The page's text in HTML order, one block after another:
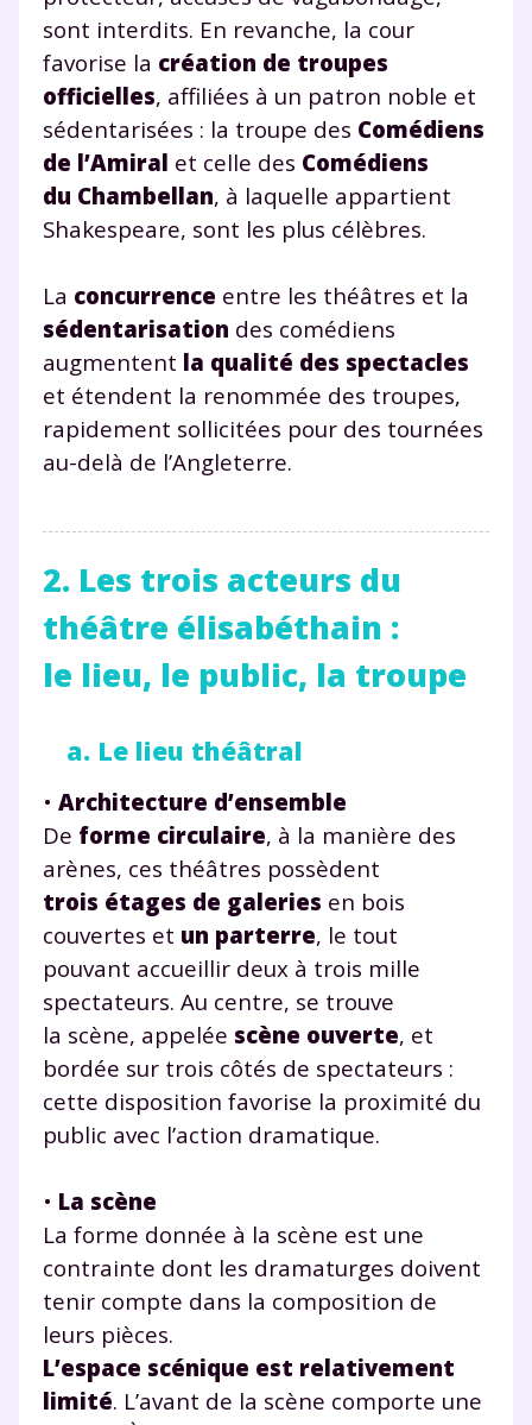
sont interdits. En revanche, la cour
favorise la création de troupes
officielles, affiliées à un patron noble et
sédentarisées : la troupe des Comédiens
de l’Amiral et celle des Comédiens
du Chambellan, à laquelle appartient
Shakespeare, sont les plus célèbres.
La concurrence entre les théâtres et la
sédentarisation des comédiens
augmentent la qualité des spectacles
et étendent la renommée des troupes,
rapidement sollicitées pour des tournées
au-delà de l’Angleterre.
2. Les trois acteurs du
théâtre élisabéthain :
le lieu, le public, la troupe
a. Le lieu théâtral
• Architecture d’ensemble
De forme circulaire, à la manière des
arènes, ces théâtres possèdent
trois étages de galeries en bois
couvertes et un parterre, le tout
pouvant accueillir deux à trois mille
spectateurs. Au centre, se trouve
la scène, appelée scène ouverte, et
bordée sur trois côtés de spectateurs :
cette disposition favorise la proximité du
public avec l’action dramatique.
• La scène
La forme donnée à la scène est une
contrainte dont les dramaturges doivent
tenir compte dans la composition de
leurs pièces.
L’espace scénique est relativement
limité. L’avant de la scène comporte une